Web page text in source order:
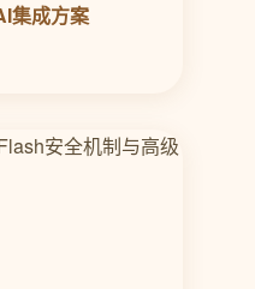
集成方案